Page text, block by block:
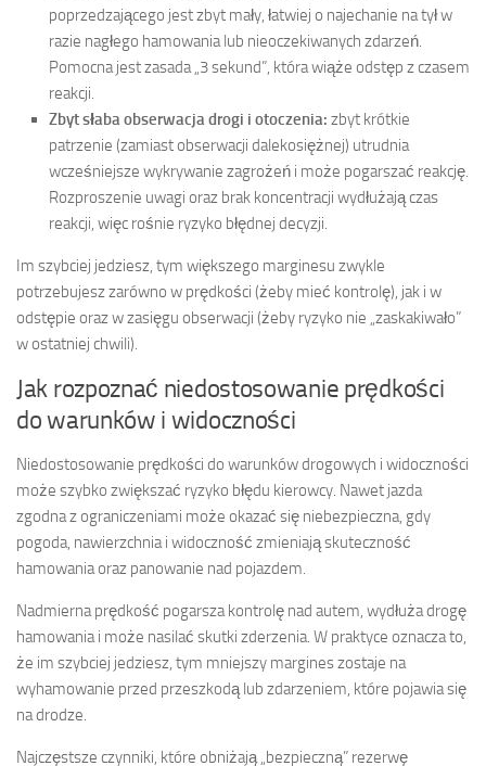
poprzedzającego jest zbyt mały, łatwiej o najechanie na tył w
razie nagłego hamowania lub nieoczekiwanych zdarzeń.
Pomocna jest zasada „3 sekund”, która wiąże odstęp z czasem
reakcji.
Zbyt słaba obserwacja drogi i otoczenia: zbyt krótkie
patrzenie (zamiast obserwacji dalekosiężnej) utrudnia
wcześniejsze wykrywanie zagrożeń i może pogarszać reakcję.
Rozproszenie uwagi oraz brak koncentracji wydłużają czas
reakcji, więc rośnie ryzyko błędnej decyzji.
Im szybciej jedziesz, tym większego marginesu zwykle
potrzebujesz zarówno w prędkości (żeby mieć kontrolę), jak i w
odstępie oraz w zasięgu obserwacji (żeby ryzyko nie „zaskakiwało”
w ostatniej chwili).
Jak rozpoznać niedostosowanie prędkości
do warunków i widoczności
Niedostosowanie prędkości do warunków drogowych i widoczności
może szybko zwiększać ryzyko błędu kierowcy. Nawet jazda
zgodna z ograniczeniami może okazać się niebezpieczna, gdy
pogoda, nawierzchnia i widoczność zmieniają skuteczność
hamowania oraz panowanie nad pojazdem.
Nadmierna prędkość pogarsza kontrolę nad autem, wydłuża drogę
hamowania i może nasilać skutki zderzenia. W praktyce oznacza to,
że im szybciej jedziesz, tym mniejszy margines zostaje na
wyhamowanie przed przeszkodą lub zdarzeniem, które pojawia się
na drodze.
Najczęstsze czynniki, które obniżają „bezpieczną” rezerwę